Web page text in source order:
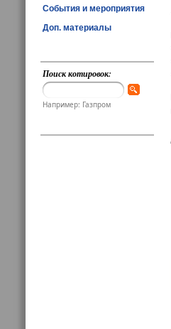
События и мероприятия
Доп. материалы
Поиск котировок:
Например: Газпром